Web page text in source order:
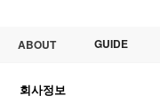
ABOUT GUIDE
회사정보